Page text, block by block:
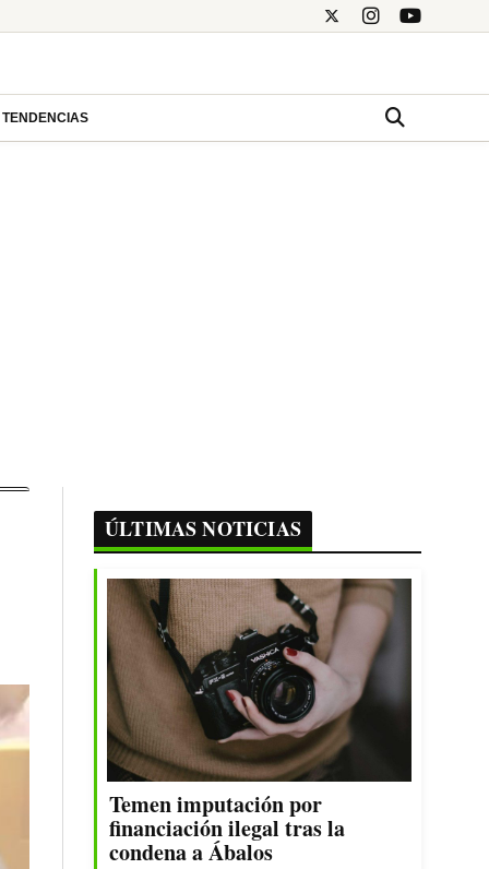
TENDENCIAS
ÚLTIMAS NOTICIAS
Temen imputación por
financiación ilegal tras la
condena a Ábalos